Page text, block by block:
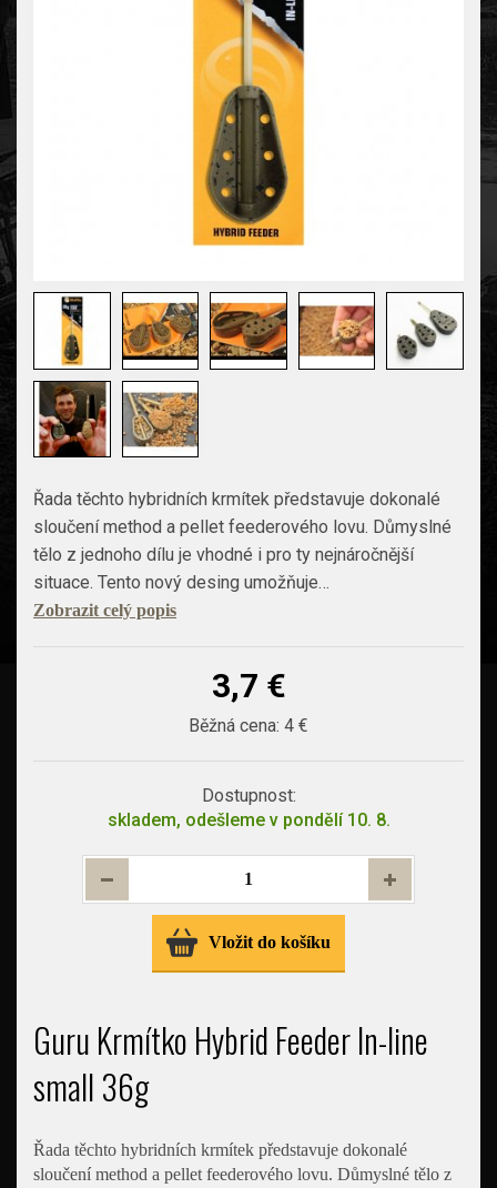
Řada těchto hybridních krmítek představuje dokonalé
sloučení method a pellet feederového lovu. Důmyslné
tělo z jednoho dílu je vhodné i pro ty nejnáročnější
situace. Tento nový desing umožňuje…
Zobrazit celý popis
3,7 €
Běžná cena: 4 €
Dostupnost:
skladem, odešleme v pondělí 10. 8.
Vložit do košíku
Guru Krmítko Hybrid Feeder In-line
small 36g
Řada těchto hybridních krmítek představuje dokonalé
sloučení method a pellet feederového lovu. Důmyslné tělo z